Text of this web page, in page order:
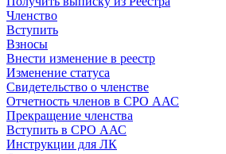
Членство
Вступить
Взносы
Внести изменение в реестр
Изменение статуса
Свидетельство о членстве
Отчетность членов в СРО ААС
Прекращение членства
Вступить в СРО ААС
Инструкции для ЛК